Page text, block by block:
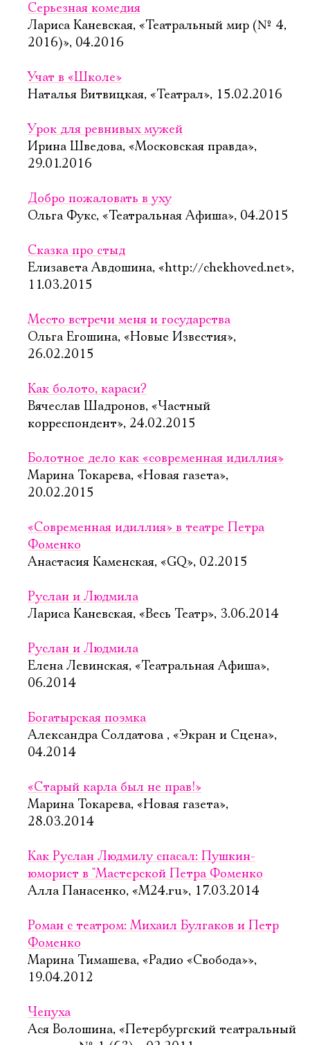
Серьезная комедия
Лариса Каневская, «Театральный мир (№ 4,
2016)», 04.2016
Учат в «Школе»
Наталья Витвицкая, «Театрал», 15.02.2016
Урок для ревнивых мужей
Ирина Шведова, «Московская правда»,
29.01.2016
Добро пожаловать в уху
Ольга Фукс, «Театральная Афиша», 04.2015
Сказка про стыд
Елизавета Авдошина, «http://chekhoved.net»,
11.03.2015
Место встречи меня и государства
Ольга Егошина, «Новые Известия»,
26.02.2015
Как болото, караси?
Вячеслав Шадронов, «Частный
корреспондент», 24.02.2015
Болотное дело как «современная идиллия»
Марина Токарева, «Новая газета»,
20.02.2015
«Современная идиллия» в театре Петра
Фоменко
Анастасия Каменская, «GQ», 02.2015
Руслан и Людмила
Лариса Каневская, «Весь Театр», 3.06.2014
Руслан и Людмила
Елена Левинская, «Театральная Афиша»,
06.2014
Богатырская поэмка
Александра Солдатова , «Экран и Сцена»,
04.2014
«Старый карла был не прав!»
Марина Токарева, «Новая газета»,
28.03.2014
Как Руслан Людмилу спасал: Пушкин-
юморист в "Мастерской Петра Фоменко
Алла Панасенко, «М24.ru», 17.03.2014
Роман с театром: Михаил Булгаков и Петр
Фоменко
Марина Тимашева, «Радио «Свобода»»,
19.04.2012
Чепуха
Ася Волошина, «Петербургский театральный